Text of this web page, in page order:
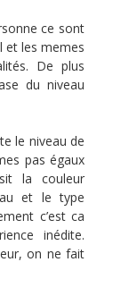
ce sont
et les memes
De plus
du niveau
le niveau de
pas égaux
la couleur
et le type
c’est ca
inédite.
on ne fait